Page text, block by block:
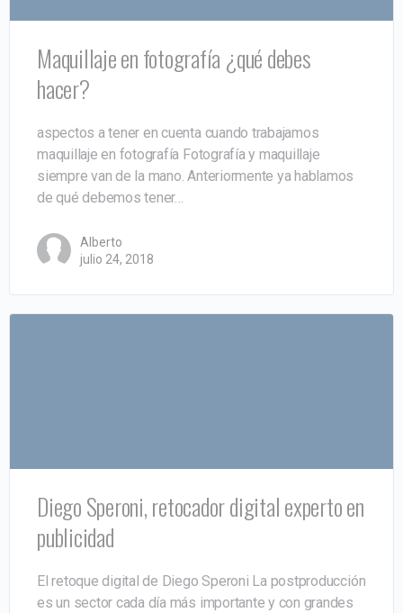
Maquillaje en fotografía ¿qué debes
hacer?
aspectos a tener en cuenta cuando trabajamos
maquillaje en fotografía Fotografía y maquillaje
siempre van de la mano. Anteriormente ya hablamos
de qué debemos tener…
Alberto
julio 24, 2018
Diego Speroni, retocador digital experto en
publicidad
El retoque digital de Diego Speroni La postproducción
es un sector cada día más importante y con grandes